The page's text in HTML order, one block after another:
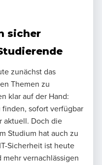
sicher
zunächst das
Themen zu
klar auf der Hand:
sofort verfügbar
aktuell. Doch die
Studium hat auch zu
Sicherheit ist heute
mehr vernachlässigen